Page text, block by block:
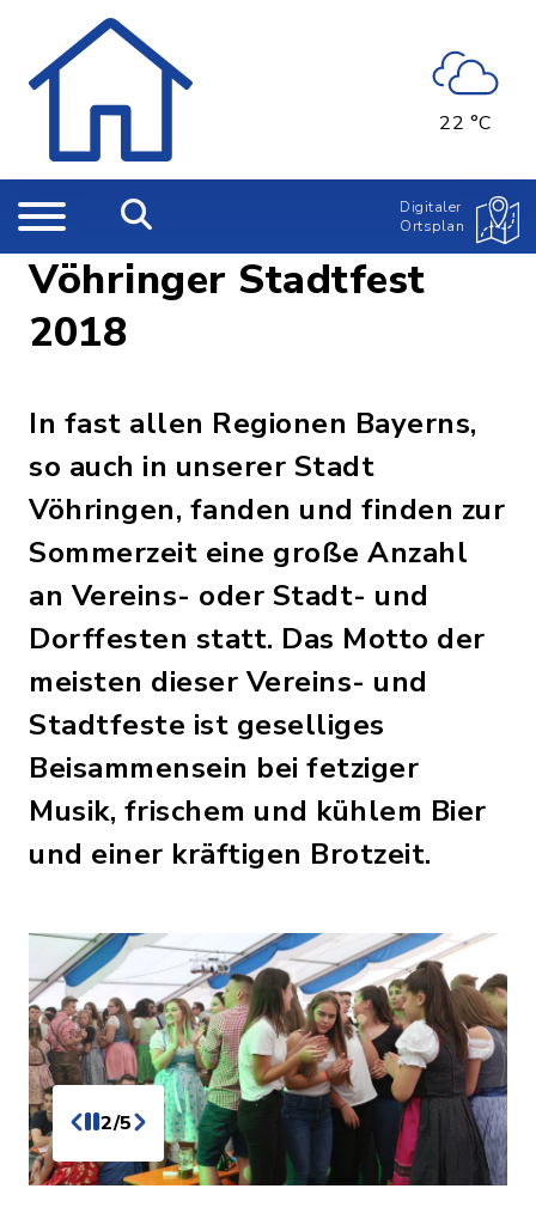
22 °C
Digitaler
Ortsplan
Vöhringer Stadtfest
2018
In fast allen Regionen Bayerns,
so auch in unserer Stadt
Vöhringen, fanden und finden zur
Sommerzeit eine große Anzahl
an Vereins- oder Stadt- und
Dorffesten statt. Das Motto der
meisten dieser Vereins- und
Stadtfeste ist geselliges
Beisammensein bei fetziger
Musik, frischem und kühlem Bier
und einer kräftigen Brotzeit.
3/5